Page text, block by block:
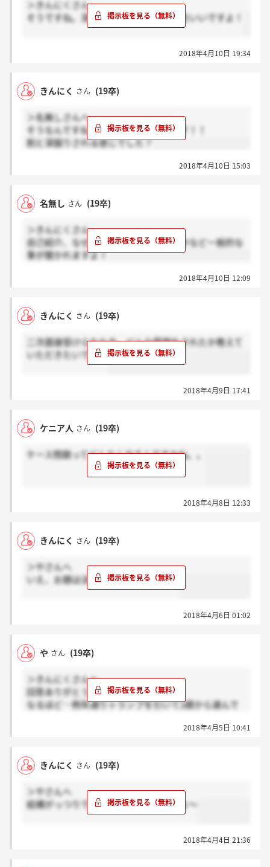
＞きんにくさん
そうですね。深堀されるので準備した方いいですよ！
2018年4月10日 19:34
きんにく さん (19卒)
＞名無しさんへ
そうなんですね！ありがとうございます！！
割と深掘りされる感じでした？
2018年4月10日 15:03
名無し さん (19卒)
＞きんにくさん
自己紹介、なぜコンサルか、なぜ当社かなど一般的な
事が聞かれますよ！
2018年4月10日 12:09
きんにく さん (19卒)
二次面接受けられた方、どんな質問をされたか教えて
いただきたいです～
2018年4月9日 17:41
ケニア人 さん (19卒)
ケース問題ってどんなん出るんですかね。。
2018年4月8日 12:33
きんにく さん (19卒)
＞やさんへ
いえ、お題は決まってる感じでした！
2018年4月6日 01:02
や さん (19卒)
＞きんにくさんへ
回答ありがとうございます！
なるほど…例年通りトランプを引いて2題から選んで
2018年4月5日 10:41
きんにく さん (19卒)
＞やさんへ
結構がっつりで、個人面接形式でしたよ～
2018年4月4日 21:36